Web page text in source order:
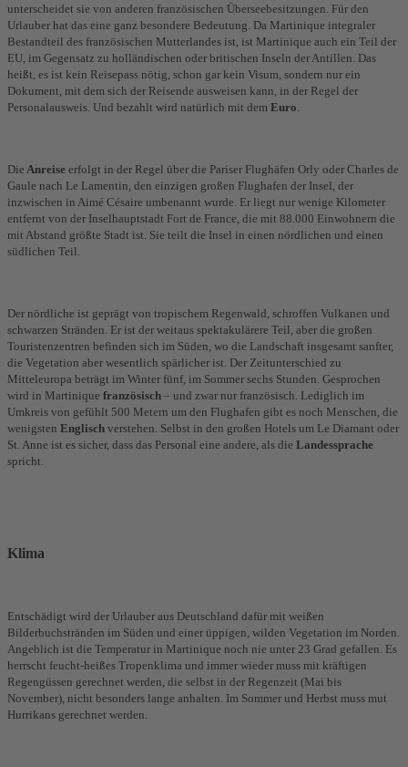
unterscheidet sie von anderen französischen Überseebesitzungen. Für den
Urlauber hat das eine ganz besondere Bedeutung. Da Martinique integraler
Bestandteil des französischen Mutterlandes ist, ist Martinique auch ein Teil der
EU, im Gegensatz zu holländischen oder britischen Inseln der Antillen. Das
heißt, es ist kein Reisepass nötig, schon gar kein Visum, sondern nur ein
Dokument, mit dem sich der Reisende ausweisen kann, in der Regel der
Personalausweis. Und bezahlt wird natürlich mit dem Euro
Die Anreise erfolgt in der Regel über die Pariser Flughäfen Orly oder Charles de
Gaule nach Le Lamentin, den einzigen großen Flughafen der Insel, der
inzwischen in Aimé Césaire umbenannt wurde. Er liegt nur wenige Kilometer
entfernt von der Inselhauptstadt Fort de France, die mit 88.000 Einwohnern die
mit Abstand größte Stadt ist. Sie teilt die Insel in einen nördlichen und einen
südlichen Teil.
Der nördliche ist geprägt von tropischem Regenwald, schroffen Vulkanen und
schwarzen Stränden. Er ist der weitaus spektakulärere Teil, aber die großen
Touristenzentren befinden sich im Süden, wo die Landschaft insgesamt sanfter,
die Vegetation aber wesentlich spärlicher ist. Der Zeitunterschied zu
Mitteleuropa beträgt im Winter fünf, im Sommer sechs Stunden. Gesprochen
wird in Martinique französisch – und zwar nur französisch. Lediglich im
Umkreis von gefühlt 500 Metern um den Flughafen gibt es noch Menschen, die
wenigsten Englisch verstehen. Selbst in den großen Hotels um Le Diamant oder
St. Anne ist es sicher, dass das Personal eine andere, als die Landessprache
spricht.
Klima
Entschädigt wird der Urlauber aus Deutschland dafür mit weißen
Bilderbuchstränden im Süden und einer üppigen, wilden Vegetation im Norden.
Angeblich ist die Temperatur in Martinique noch nie unter 23 Grad gefallen. Es
herrscht feucht-heißes Tropenklima und immer wieder muss mit kräftigen
Regengüssen gerechnet werden, die selbst in der Regenzeit (Mai bis
November), nicht besonders lange anhalten. Im Sommer und Herbst muss mut
Hurrikans gerechnet werden.